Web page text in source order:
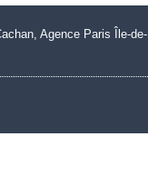
Agence Paris Île-